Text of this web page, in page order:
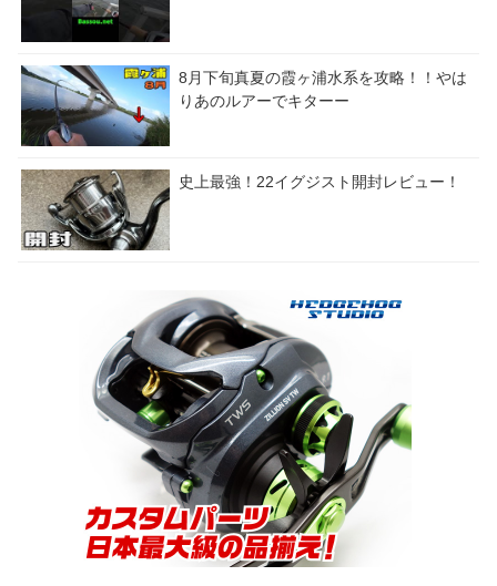
8月下旬真夏の霞ヶ浦水系を攻略！！やは
りあのルアーでキターー
史上最強！22イグジスト開封レビュー！